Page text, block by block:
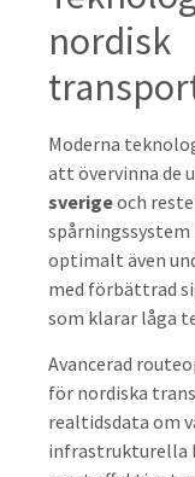
nordisk
Moderna
att övervinna de
sverigeoch
optimalt även
med förbättrad
som klarar låga
Avancerad
för nordiska
realtidsdata om
infrastrukturella